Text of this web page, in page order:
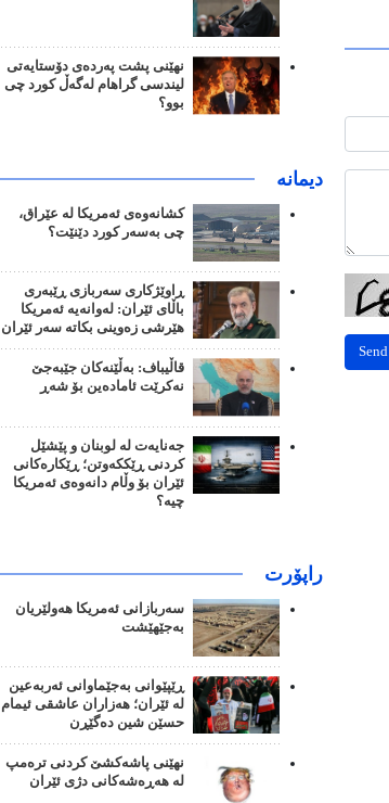
Send
نهێنی پشت پەردەی دۆستایەتی
لیندسی گراهام لەگەڵ کورد چی
بوو؟
دیمانە
کشانەوەی ئەمریکا لە عێراق،
چی بەسەر کورد دێنێت؟
ڕاوێژکاری سەربازی ڕێبەری
باڵای ئێران: لەوانەیە ئەمریکا
هێرشی زەوینی بکاتە سەر ئێران
قاڵیباف: بەڵێنەکان جێبەجێ
نەکرێت ئامادەین بۆ شەڕ
جەنایەت لە لوبنان و پێشێل
کردنی ڕێککەوتن؛ ڕێکارەکانی
ئێران بۆ وڵام دانەوەی ئەمریکا
چیە؟
راپۆرت
سەربازانی ئەمریکا هەولێریان
بەجێهێشت
ڕێپێوانی بەجێماوانی ئەربەعین
لە ئێران؛ هەزاران عاشقی ئیمام
حسێن شین دەگێڕن
نهێنی پاشەکشێ کردنی ترەمپ
لە هەڕەشەکانی دژی ئێران